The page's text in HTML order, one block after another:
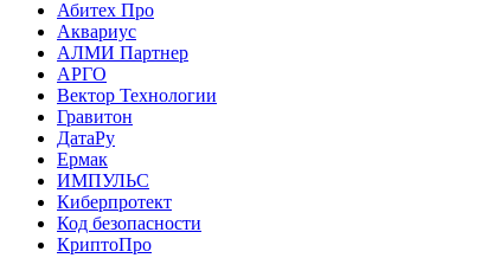
Абитех Про
Аквариус
АЛМИ Партнер
АРГО
Вектор Технологии
Гравитон
ДатаРу
Ермак
ИМПУЛЬС
Киберпротект
Код безопасности
КриптоПро